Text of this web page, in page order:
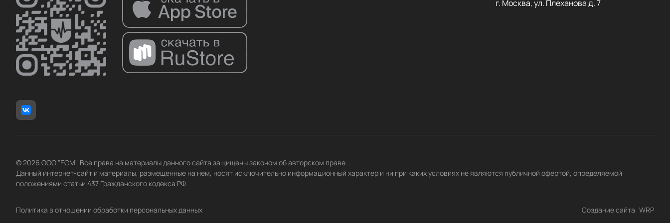
г. Москва, ул. Плеханова д. 7
© 2026 ООО "ЕСМ". Все права на материалы данного сайта защищены законом об авторском праве.
Данный интернет-сайт и материалы, размещенные на нем, носят исключительно информационный характер и ни при каких условиях не являются публичной офертой, определяемой
положениями статьи 437 Гражданского кодекса РФ.
Политика в отношении обработки персональных данных Создание сайта WRP